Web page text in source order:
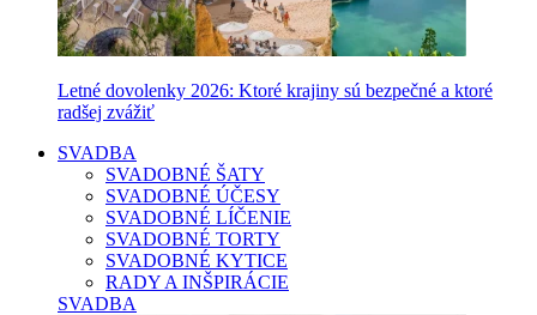
Letné dovolenky 2026: Ktoré krajiny sú bezpečné a ktoré
radšej zvážiť
SVADBA
SVADOBNÉ ŠATY
SVADOBNÉ ÚČESY
SVADOBNÉ LÍČENIE
SVADOBNÉ TORTY
SVADOBNÉ KYTICE
RADY A INŠPIRÁCIE
SVADBA